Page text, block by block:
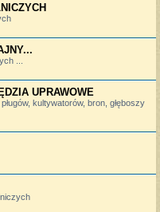
...
UPRAWOWE
kultywatorów, bron, głęboszy